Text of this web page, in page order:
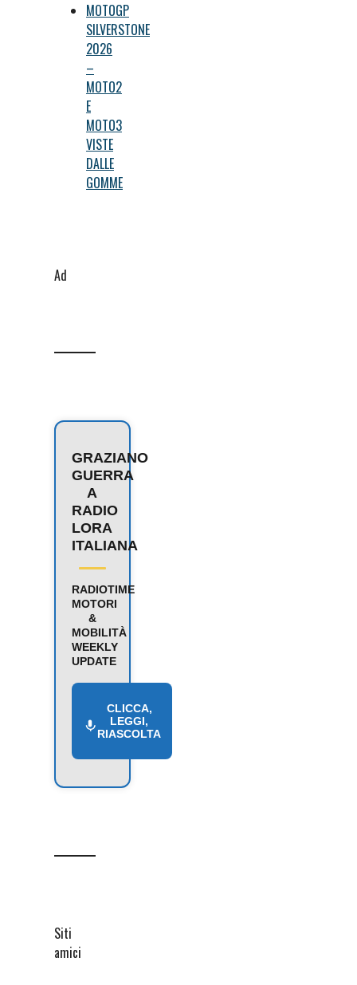
MOTOGP
SILVERSTONE
2026
–
MOTO2
E
MOTO3
VISTE
DALLE
GOMME
Ad
GRAZIANO
GUERRA
A
RADIO
LORA
ITALIANA
RADIOTIME
MOTORI
&
MOBILITÀ
WEEKLY
UPDATE
CLICCA,
LEGGI,
RIASCOLTA
Siti
amici